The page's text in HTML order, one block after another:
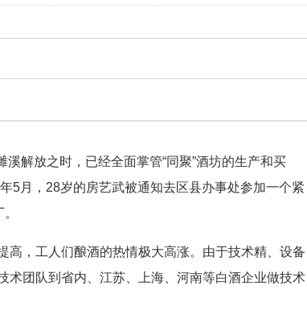
解放之时，已经全面掌管“同聚”酒坊的生产和买
5月，28岁的房艺武被通知去区县办事处参加一个紧
，工人们酿酒的热情极大高涨。由于技术精、设备
术团队到省内、江苏、上海、河南等白酒企业做技术